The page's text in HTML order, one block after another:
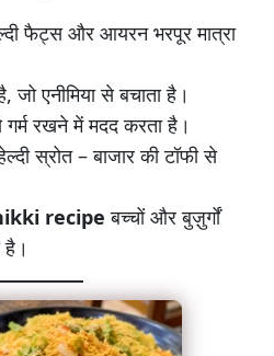
फैट्स और आयरन भरपूर मात्रा
एनीमिया से बचाता है।
गर्म रखने में मदद करता है।
स्रोत – बाजार की टॉफी से
recipe बच्चों और बुज़ुर्गों
है।